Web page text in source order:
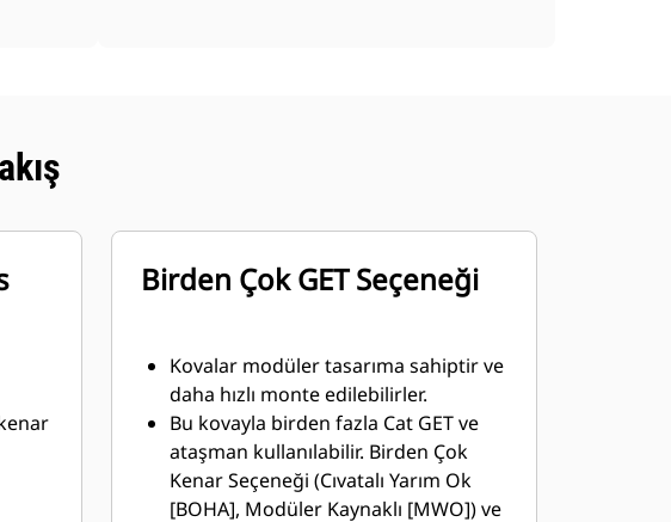
Birden Çok GET Seçeneği
Kovalar modüler tasarıma sahiptir ve
daha hızlı monte edilebilirler.
Bu kovayla birden fazla Cat GET ve
ataşman kullanılabilir. Birden Çok
Kenar Seçeneği (Cıvatalı Yarım Ok
[BOHA], Modüler Kaynaklı [MWO]) ve